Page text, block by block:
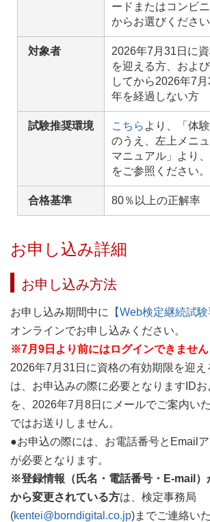
ードまたはコンビ
からお選びください
対象者
2026年7月31日に
を迎える方、およ
してから2026年7
年を経過しない方
試験推奨環境 こちら より、「体
のうえ、左上メニ
マニュアル」より
をご参照ください。
合格基準 80％以上の正解率
お申し込み詳細
お申し込み方法
お申し込み期間中に 【Web検定継続試験
オンラインでお申し込みください。
※7月9日より前にはログインできません
2026年7月31日に資格の有効期限を迎え
は、お申込みの際に必要となりますID
を、2026年7月8日にメールでご案内い
ではお送りしません。
●お申込の際には、お電話番号とEmail
が必要となります。
※登録情報（氏名・電話番号・E-mail）
から変更されている方は、検定事務局
(kentei@borndigital.co.jp)までご連絡い